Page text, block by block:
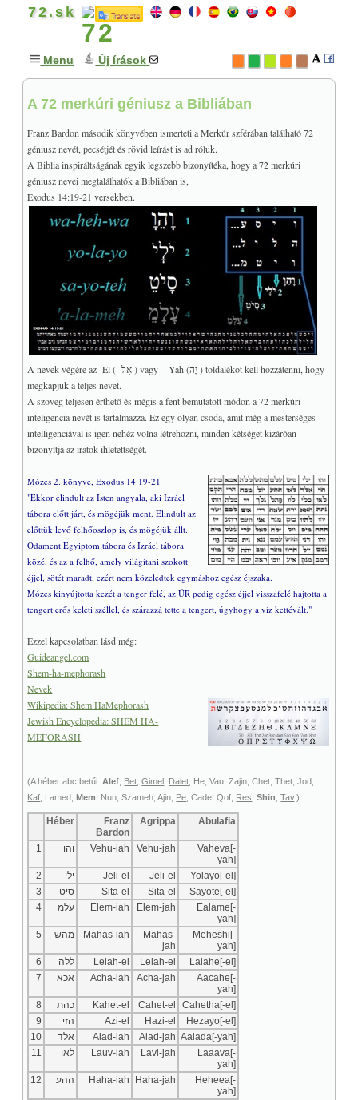
72.sk
Menu Új írások
GONDOLATOK+
A négy elem tulajonságai
♥A meditációról
Prána, életenergia
Pozitív és negatív
Gödel: Isten bizonyítása
A 12 drágakő és a fény
A 72 géniusz a Bibliában
♥ A mennyei szférák
A betűkről
♥Franz Bardon előadásai
Bardon jövendölései
♥A Jelenések hét csillaga
♥A Jelenések spirálja
Steiner: A kozmikus gondolat
♥A csillagok tanúskodnak
Okkult anatómia
Perseus interjú
♥A szexualitás
Freud új emberképe
A 4 elem elrendezései
♥ Az univerzális vallás
♥A templom értelme
♥A jelenlét
Az imádat
TAROT+
LINKEK, Download+
I-CHING+
TUDATOSSÁG, IQ/EQ+
COVID
MY WEB GO+
A 72 merkúri géniusz a Bibliában
Franz Bardon második könyvében ismerteti a Merkúr szférában található 72
géniusz nevét, pecsétjét és rövid leírást is ad róluk.
A Biblia inspiráltságának egyik legszebb bizonyítéka, hogy a 72 merkúri
géniusz nevei megtalálhatók a Bibliában is,
Exodus 14:19-21 versekben.
A nevek végére az -El ( אֵל ) vagy –Yah (יָה ) toldalékot kell hozzátenni, hogy
megkapjuk a teljes nevet.
A szöveg teljesen érthető és mégis a fent bemutatott módon a 72 merkúri
inteligencia nevét is tartalmazza. Ez egy olyan csoda, amit még a mesterséges
intelligenciával is igen nehéz volna létrehozni, minden kétséget kizáróan
bizonyítja az iratok ihletettségét.
Mózes 2. könyve, Exodus 14:19-21
"Ekkor elindult az Isten angyala, aki Izráel
tábora előtt járt, és mögéjük ment. Elindult az
előttük levő felhőoszlop is, és mögéjük állt.
Odament Egyiptom tábora és Izráel tábora
közé, és az a felhő, amely világítani szokott
éjjel, sötét maradt, ezért nem közeledtek egymáshoz egész éjszaka.
Mózes kinyújtotta kezét a tenger felé, az ÚR pedig egész éjjel visszafelé hajtotta a
tengert erős keleti széllel, és szárazzá tette a tengert, úgyhogy a víz kettévált."
Ezzel kapcsolatban lásd még:
Guideangel.com
Shem-ha-mephorash
Nevek
Wikipedia: Shem HaMephorash
Jewish Encyclopedia: SHEM HA-
MEFORASH
(A héber abc betűi:Alef Bet ,Gimel Dalet , He, Vau, Zajin, Chet, Thet, Jod,
Kaf , Lamed,Mem , Nun, Szameh, Ajin, Pe , Cade, Qof, Res ,Shin ,Tav.)
Héber
Franz
Bardon
Agrippa Abulafia
1 והו Vehu-iah Vehu-jah
Vaheva[-
yah]
2
ילי Jeli-el Jeli-el
Yolayo[-el]
3
סיט Sita-el Sita-el
Sayote[-el]
4
עלמ Elem-iah Elem-jah
Ealame[-
yah]
5
מהש Mahas-iah
Mahas-
jah
Meheshi[-
yah]
6
ללה Lelah-el Lelah-el
Lalahe[-el]
7
אכא Acha-iah Acha-jah
Aacahe[-
yah]
8
כהת Kahet-el Cahet-el
Cahetha[-el]
9
הזי Azi-el Hazi-el
Hezayo[-el]
10
אלד Alad-iah Alad-jah Aalada[-yah]
11
לאו Lauv-iah Lavi-jah
Laaava[-
yah]
12
ההע Haha-iah Haha-jah
Heheea[-
yah]